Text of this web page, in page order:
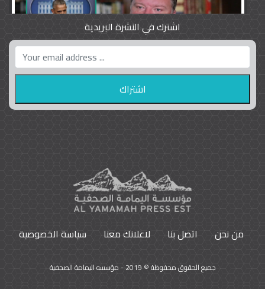
واشنطن بوست واللوبي المزدوج
9790
اشترك في النشرة البريدية
من نحن اتصل بنا لاعلانك معنا سياسة الخصوصية
جميع الحقوق محفوظة © 2019 - مؤسسه اليمامة الصحفية